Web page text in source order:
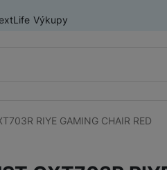
Výkupy
RIYE GAMING CHAIR RED